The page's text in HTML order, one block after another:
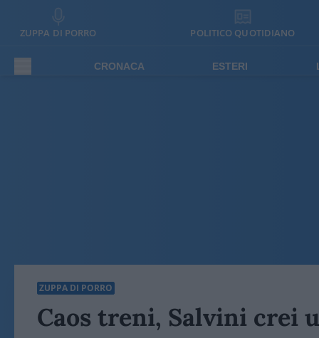
ZUPPA DI PORRO POLITICO QUOTIDIANO
CRONACA ESTERI
ZUPPA DI PORRO
Caos treni, Salvini crei